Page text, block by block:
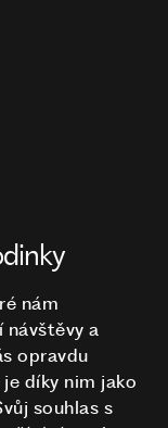
nám
návštěvy a
opravdu
díky nim jako
souhlas s